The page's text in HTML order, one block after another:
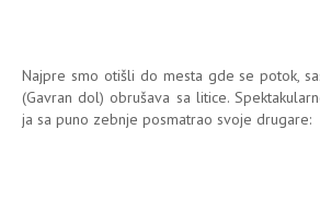
Najpre smo otišli do mesta gde se potok,
(Gavran dol) obrušava sa litice.
ja sa puno zebnje posmatrao svoje drugare: